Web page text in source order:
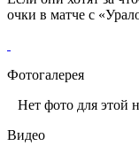
очки в матче с
Фотогалерея
Нет фото для этой
Видео